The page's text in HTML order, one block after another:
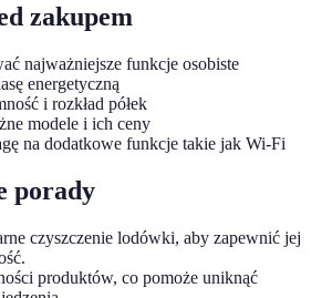
zakupem
najważniejsze funkcje osobiste
energetyczną
i rozkład półek
modele i ich ceny
na dodatkowe funkcje takie jak Wi-Fi
porady
czyszczenie lodówki, aby zapewnić jej
produktów, co pomoże uniknąć